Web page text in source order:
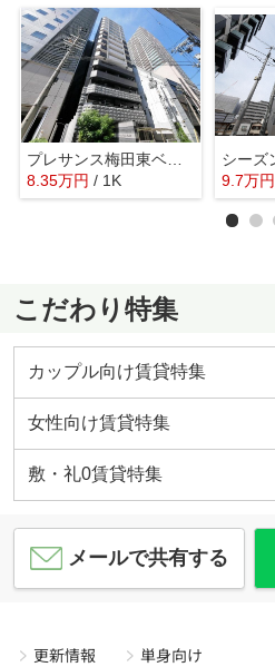
プレサンス梅田東ベータ
8.35万円 / 1K
9.7万円
こだわり特集
カップル向け賃貸特集
女性向け賃貸特集
敷・礼0賃貸特集
メールで共有する
更新情報
単身向け